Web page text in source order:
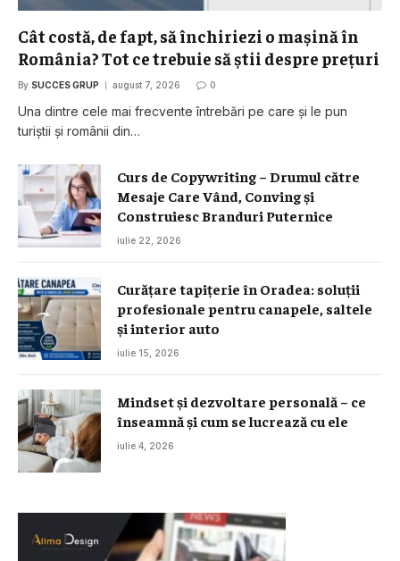
Cât costă, de fapt, să închiriezi o mașină în
România? Tot ce trebuie să știi despre prețuri
By SUCCES GRUP august 7, 2026 0
Una dintre cele mai frecvente întrebări pe care și le pun
turiștii și românii din…
Curs de Copywriting – Drumul către
Mesaje Care Vând, Conving și
Construiesc Branduri Puternice
iulie 22, 2026
Curățare tapițerie în Oradea: soluții
profesionale pentru canapele, saltele
și interior auto
iulie 15, 2026
Mindset și dezvoltare personală – ce
înseamnă și cum se lucrează cu ele
iulie 4, 2026